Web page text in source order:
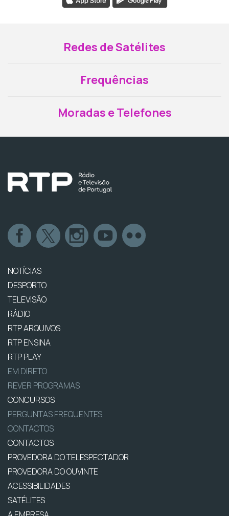
Redes de Satélites
Frequências
Moradas e Telefones
NOTÍCIAS
DESPORTO
TELEVISÃO
RÁDIO
RTP ARQUIVOS
RTP ENSINA
RTP PLAY
EM DIRETO
REVER PROGRAMAS
CONCURSOS
PERGUNTAS FREQUENTES
CONTACTOS
CONTACTOS
PROVEDORA DO TELESPECTADOR
PROVEDORA DO OUVINTE
ACESSIBILIDADES
SATÉLITES